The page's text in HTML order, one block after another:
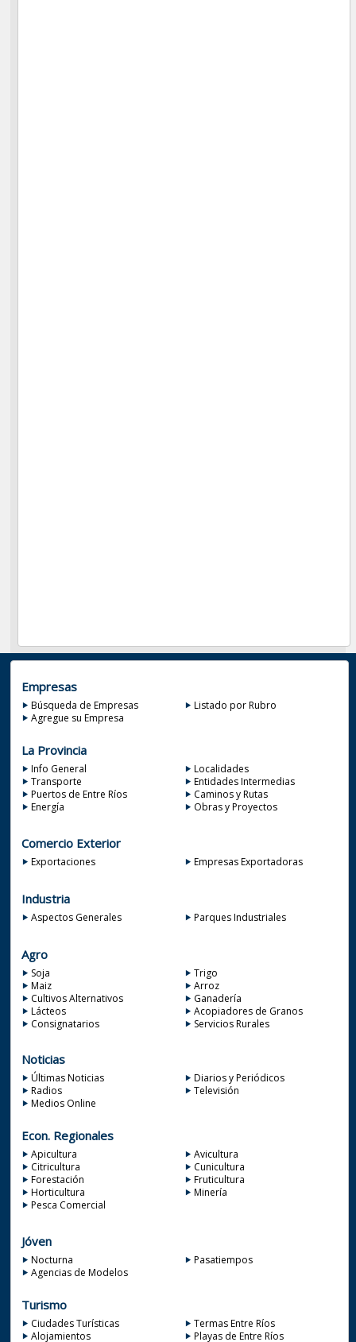
Empresas
Búsqueda de Empresas
Listado por Rubro
Agregue su Empresa
La Provincia
Info General
Localidades
Transporte
Entidades Intermedias
Puertos de Entre Ríos
Caminos y Rutas
Energía
Obras y Proyectos
Comercio Exterior
Exportaciones Empresas Exportadoras
Industria
Aspectos Generales Parques Industriales
Agro
Soja
Trigo
Maiz
Arroz
Cultivos Alternativos
Ganadería
Lácteos
Acopiadores de Granos
Consignatarios
Servicios Rurales
Noticias
Últimas Noticias
Diarios y Periódicos
Radios
Televisión
Medios Online
Econ. Regionales
Apicultura
Avicultura
Citricultura
Cunicultura
Forestación
Fruticultura
Horticultura
Minería
Pesca Comercial
Jóven
Nocturna
Pasatiempos
Agencias de Modelos
Turismo
Ciudades Turísticas
Termas Entre Ríos
Alojamientos
Playas de Entre Ríos